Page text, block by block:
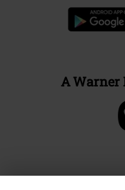
A Warner